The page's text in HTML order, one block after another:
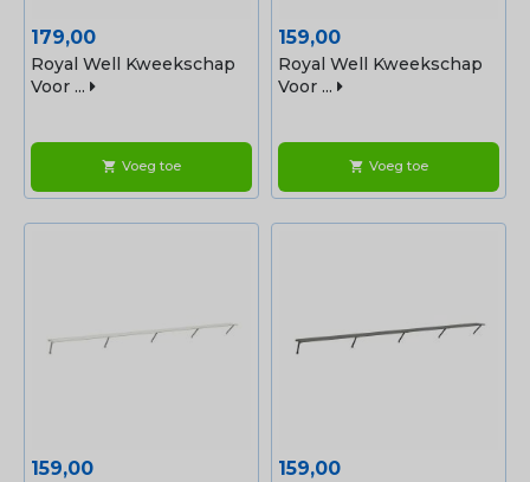
Prijs
179,00
Royal Well Kweekschap
Voor ...
shopping_cart Voeg toe
Prijs
159,00
Royal Well Kweekschap
Voor ...
shopping_cart Voeg toe
Prijs
159,00 Prijs
159,00